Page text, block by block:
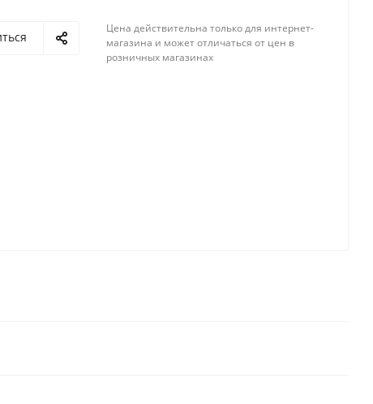
Цена действительна только для интернет-
магазина и может отличаться от цен в
розничных магазинах